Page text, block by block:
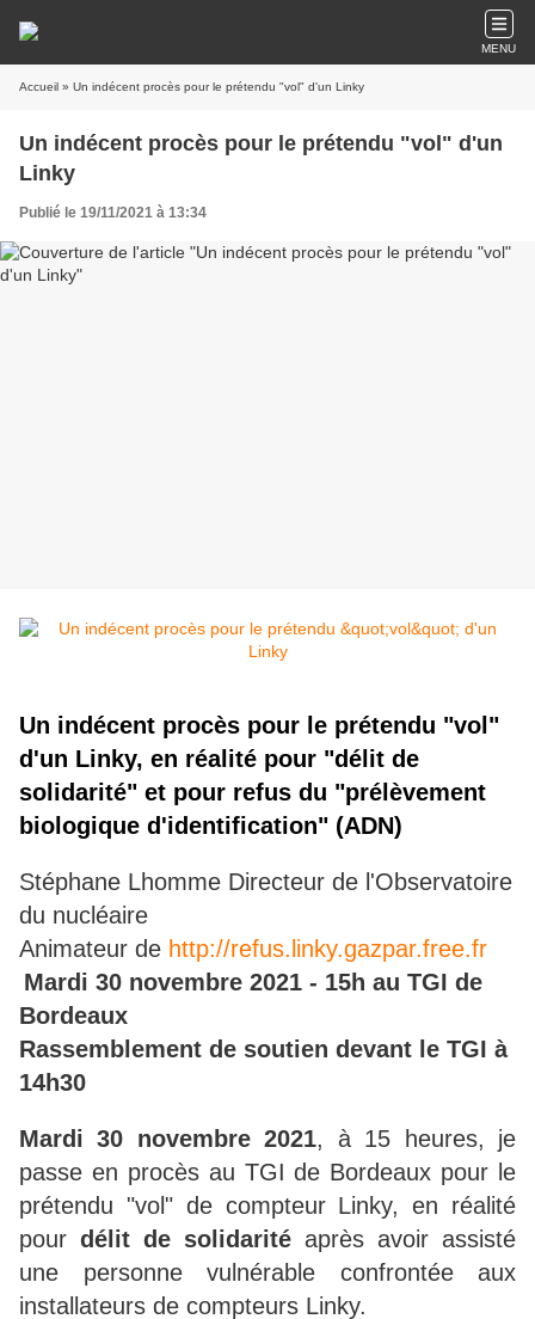
MENU
Accueil » Un indécent procès pour le prétendu "vol" d'un Linky
Un indécent procès pour le prétendu "vol" d'un
Linky
Publié le 19/11/2021 à 13:34
Un indécent procès pour le prétendu "vol"
d'un Linky, en réalité pour "délit de
solidarité" et pour refus du "prélèvement
biologique d'identification" (ADN)
Stéphane Lhomme Directeur de l'Observatoire
du nucléaire
Animateur de http://refus.linky.gazpar.free.fr
Mardi 30 novembre 2021 - 15h au TGI de
Bordeaux
Rassemblement de soutien devant le TGI à
14h30
Mardi 30 novembre 2021, à 15 heures, je
passe en procès au TGI de Bordeaux pour le
prétendu "vol" de compteur Linky, en réalité
pour délit de solidarité après avoir assisté
une personne vulnérable confrontée aux
installateurs de compteurs Linky.